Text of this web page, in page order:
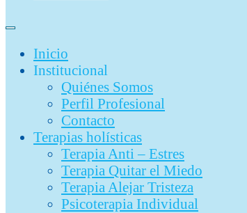
Inicio
Institucional
Quiénes Somos
Perfil Profesional
Contacto
Terapias holísticas
Terapia Anti – Estres
Terapia Quitar el Miedo
Terapia Alejar Tristeza
Psicoterapia Individual